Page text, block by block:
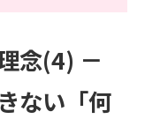
念(4) －
ない「何